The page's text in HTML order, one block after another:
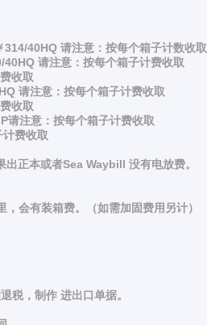
40HQ 请注意：按每个箱子计数收取
请注意：按每个箱子计费收取
收取
请注意：按每个箱子计费收取
收取
请注意：按每个箱子计费收取
费收取
正本或者Sea Waybill 没有电放费。
会有装箱费。（如需加固费用另计）
税，制作 进出口单据。